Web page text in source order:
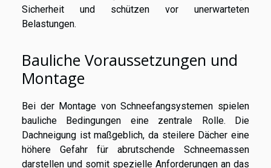
Sicherheit und schützen vor unerwarteten
Belastungen.
Bauliche Voraussetzungen und
Montage
Bei der Montage von Schneefangsystemen spielen
bauliche Bedingungen eine zentrale Rolle. Die
Dachneigung ist maßgeblich, da steilere Dächer eine
höhere Gefahr für abrutschende Schneemassen
darstellen und somit spezielle Anforderungen an das